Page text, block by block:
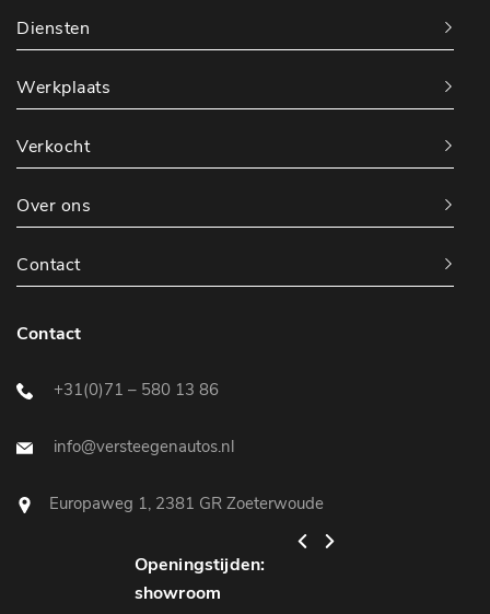
Diensten
Werkplaats
Verkocht
Over ons
Contact
Contact
+31(0)71 – 580 13 86
info@versteegenautos.nl
Europaweg 1, 2381 GR Zoeterwoude
Openingstijden:
showroom